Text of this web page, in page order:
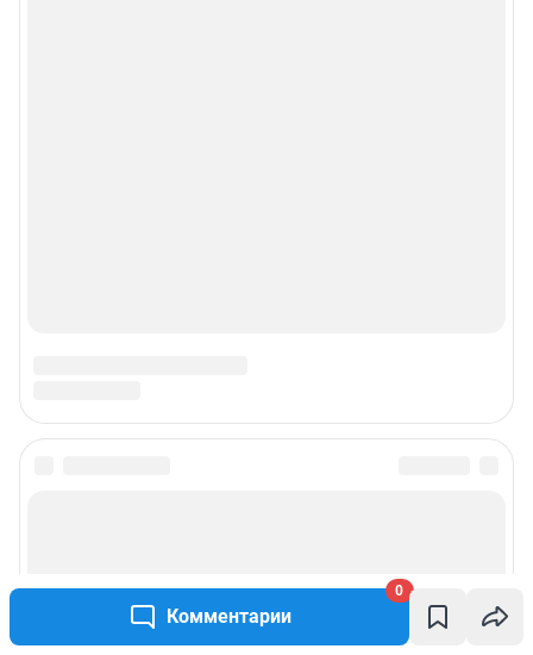
Комментарии
0